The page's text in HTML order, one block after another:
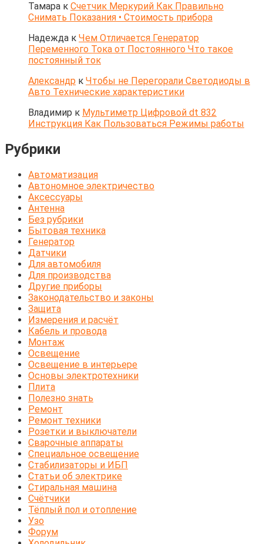
Тамара к Счетчик Меркурий Как Правильно
Снимать Показания • Стоимость прибора
Надежда к Чем Отличается Генератор
Переменного Тока от Постоянного Что такое
постоянный ток
Александр к Чтобы не Перегорали Светодиоды в
Авто Технические характеристики
Владимир к Мультиметр Цифровой dt 832
Инструкция Как Пользоваться Режимы работы
Рубрики
Автоматизация
Автономное электричество
Аксессуары
Антенна
Без рубрики
Бытовая техника
Генератор
Датчики
Для автомобиля
Для производства
Другие приборы
Законодательство и законы
Защита
Измерения и расчёт
Кабель и провода
Монтаж
Освещение
Освещение в интерьере
Основы электротехники
Плита
Полезно знать
Ремонт
Ремонт техники
Розетки и выключатели
Сварочные аппараты
Специальное освещение
Стабилизаторы и ИБП
Статьи об электрике
Стиральная машина
Счётчики
Тёплый пол и отопление
Узо
Форум